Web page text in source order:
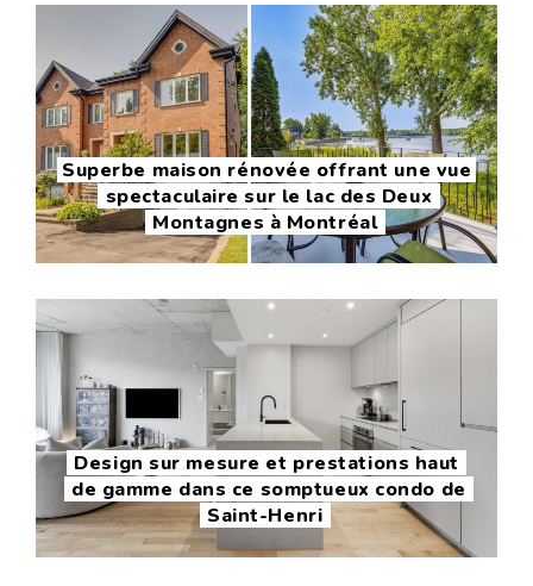
Superbe maison rénovée offrant une vue
spectaculaire sur le lac des Deux
Montagnes à Montréal
Design sur mesure et prestations haut
de gamme dans ce somptueux condo de
Saint-Henri